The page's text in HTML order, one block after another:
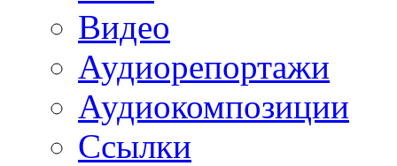
Видео
Аудиорепортажи
Аудиокомпозиции
Ссылки